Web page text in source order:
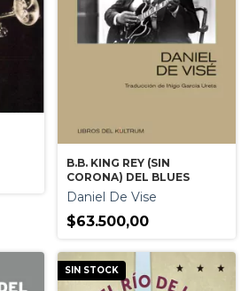
B.B. KING REY (SIN
CORONA) DEL BLUES
Daniel De Vise
$63.500,00
SIN STOCK